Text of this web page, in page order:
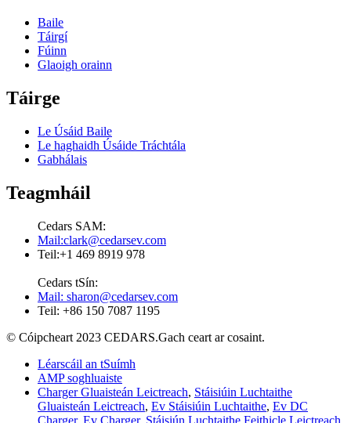
Baile
Táirgí
Fúinn
Glaoigh orainn
Táirge
Le Úsáid Baile
Le haghaidh Úsáide Tráchtála
Gabhálais
Teagmháil
Cedars SAM:
Mail:clark@cedarsev.com
Teil:+1 469 8919 978
Cedars tSín:
Mail: sharon@cedarsev.com
Teil: +86 150 7087 1195
© Cóipcheart 2023 CEDARS.Gach ceart ar cosaint.
Léarscáil an tSuímh
AMP soghluaiste
Charger Gluaisteán Leictreach, Stáisiúin Luchtaithe
Gluaisteán Leictreach, Ev Stáisiúin Luchtaithe, Ev DC
Charger, Ev Charger, Stáisiún Luchtaithe Feithicle Leictreach